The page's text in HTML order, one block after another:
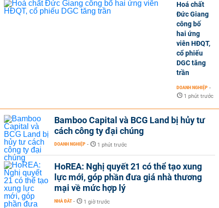
Hoá chất
Đức Giang
công bố
hai ứng
viên HĐQT,
cổ phiếu
DGC tăng
trần
DOANH NGHIỆP -
1 phút trước
Bamboo Capital và BCG Land bị hủy tư
cách công ty đại chúng
DOANH NGHIỆP - 1 phút trước
HoREA: Nghị quyết 21 có thể tạo xung
lực mới, góp phần đưa giá nhà thương
mại về mức hợp lý
NHÀ ĐẤT - 1 giờ trước